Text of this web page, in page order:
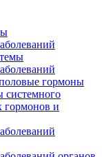
гормоны
системного
гормонов и